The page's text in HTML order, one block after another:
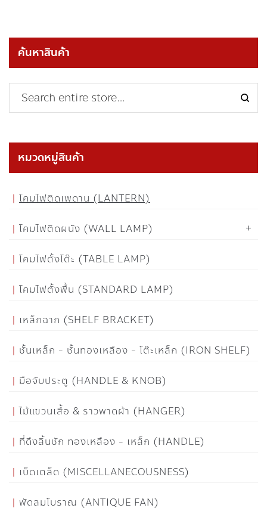
ค้นหาสินค้า
หมวดหมู่สินค้า
โคมไฟติดเพดาน (LANTERN)
โคมไฟติดผนัง (WALL LAMP)
โคมไฟตั้งโต๊ะ (TABLE LAMP)
โคมไฟตั้งพื้น (STANDARD LAMP)
เหล็กฉาก (SHELF BRACKET)
ชั้นเหล็ก - ชั้นทองเหลือง - โต๊ะเหล็ก (IRON SHELF)
มือจับประตู (HANDLE & KNOB)
ไม้แขวนเสื้อ & ราวพาดผ้า (HANGER)
ที่ดึงลิ้นชัก ทองเหลือง - เหล็ก (HANDLE)
เบ็ดเตล็ด (MISCELLANECOUSNESS)
พัดลมโบราณ (ANTIQUE FAN)